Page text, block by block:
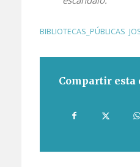
BIBLIOTECAS_PÚBLICAS
Compartir esta